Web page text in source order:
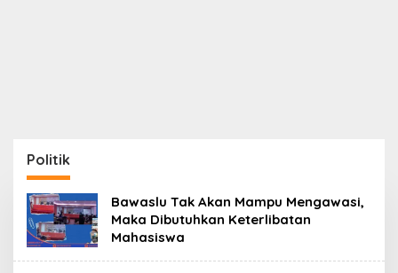
Politik
Bawaslu Tak Akan Mampu Mengawasi,
Maka Dibutuhkan Keterlibatan
Mahasiswa